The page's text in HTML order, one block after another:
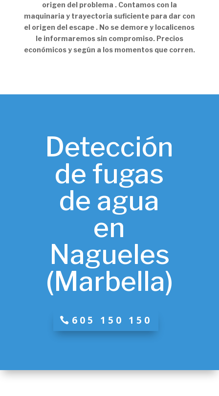
origen del problema . Contamos con la
maquinaria y trayectoria suficiente para dar con
el origen del escape . No se demore y localicenos
le informaremos sin compromiso. Precios
económicos y según a los momentos que corren.
Detección
de fugas
de agua
en
Nagueles
(Marbella)
605 150 150